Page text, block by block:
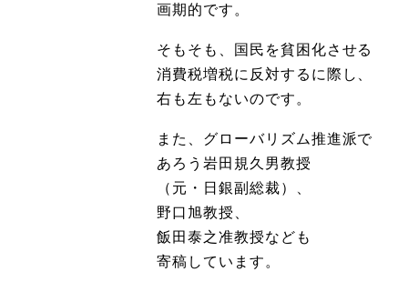
画期的です。
そもそも、国民を貧困化させる
消費税増税に反対するに際し、
右も左もないのです。
また、グローバリズム推進派で
あろう岩田規久男教授
（元・日銀副総裁）、
野口旭教授、
飯田泰之准教授なども
寄稿しています。